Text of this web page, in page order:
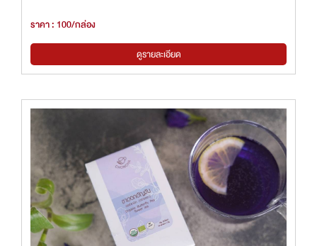
ราคา : 100/กล่อง
ดูรายละเอียด